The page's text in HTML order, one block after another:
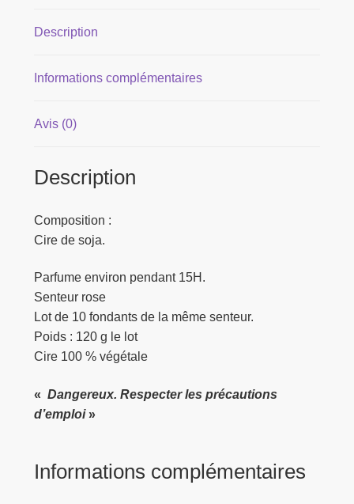
Description
Informations complémentaires
Avis (0)
Description
Composition :
Cire de soja.
Parfume environ pendant 15H.
Senteur rose
Lot de 10 fondants de la même senteur.
Poids : 120 g le lot
Cire 100 % végétale
« Dangereux. Respecter les précautions
d’emploi»
Informations complémentaires